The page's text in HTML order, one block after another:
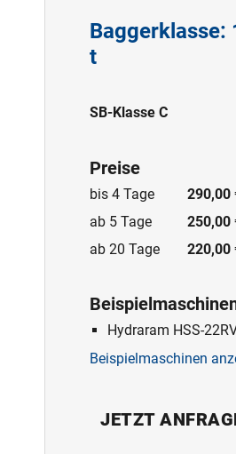
Baggerklasse:
t
SB-Klasse C
Preise
bis 4 Tage
290,00
ab 5 Tage
250,00
ab 20 Tage
220,00
Hydraram HSS-
Beispielmaschinen
JETZT